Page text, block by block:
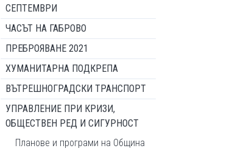
СЕПТЕМВРИ
ЧАСЪТ НА ГАБРОВО
ПРЕБРОЯВАНЕ 2021
ХУМАНИТАРНА ПОДКРЕПА
ВЪТРЕШНОГРАДСКИ ТРАНСПОРТ
УПРАВЛЕНИЕ ПРИ КРИЗИ,
ОБЩЕСТВЕН РЕД И СИГУРНОСТ
Планове и програми на Община